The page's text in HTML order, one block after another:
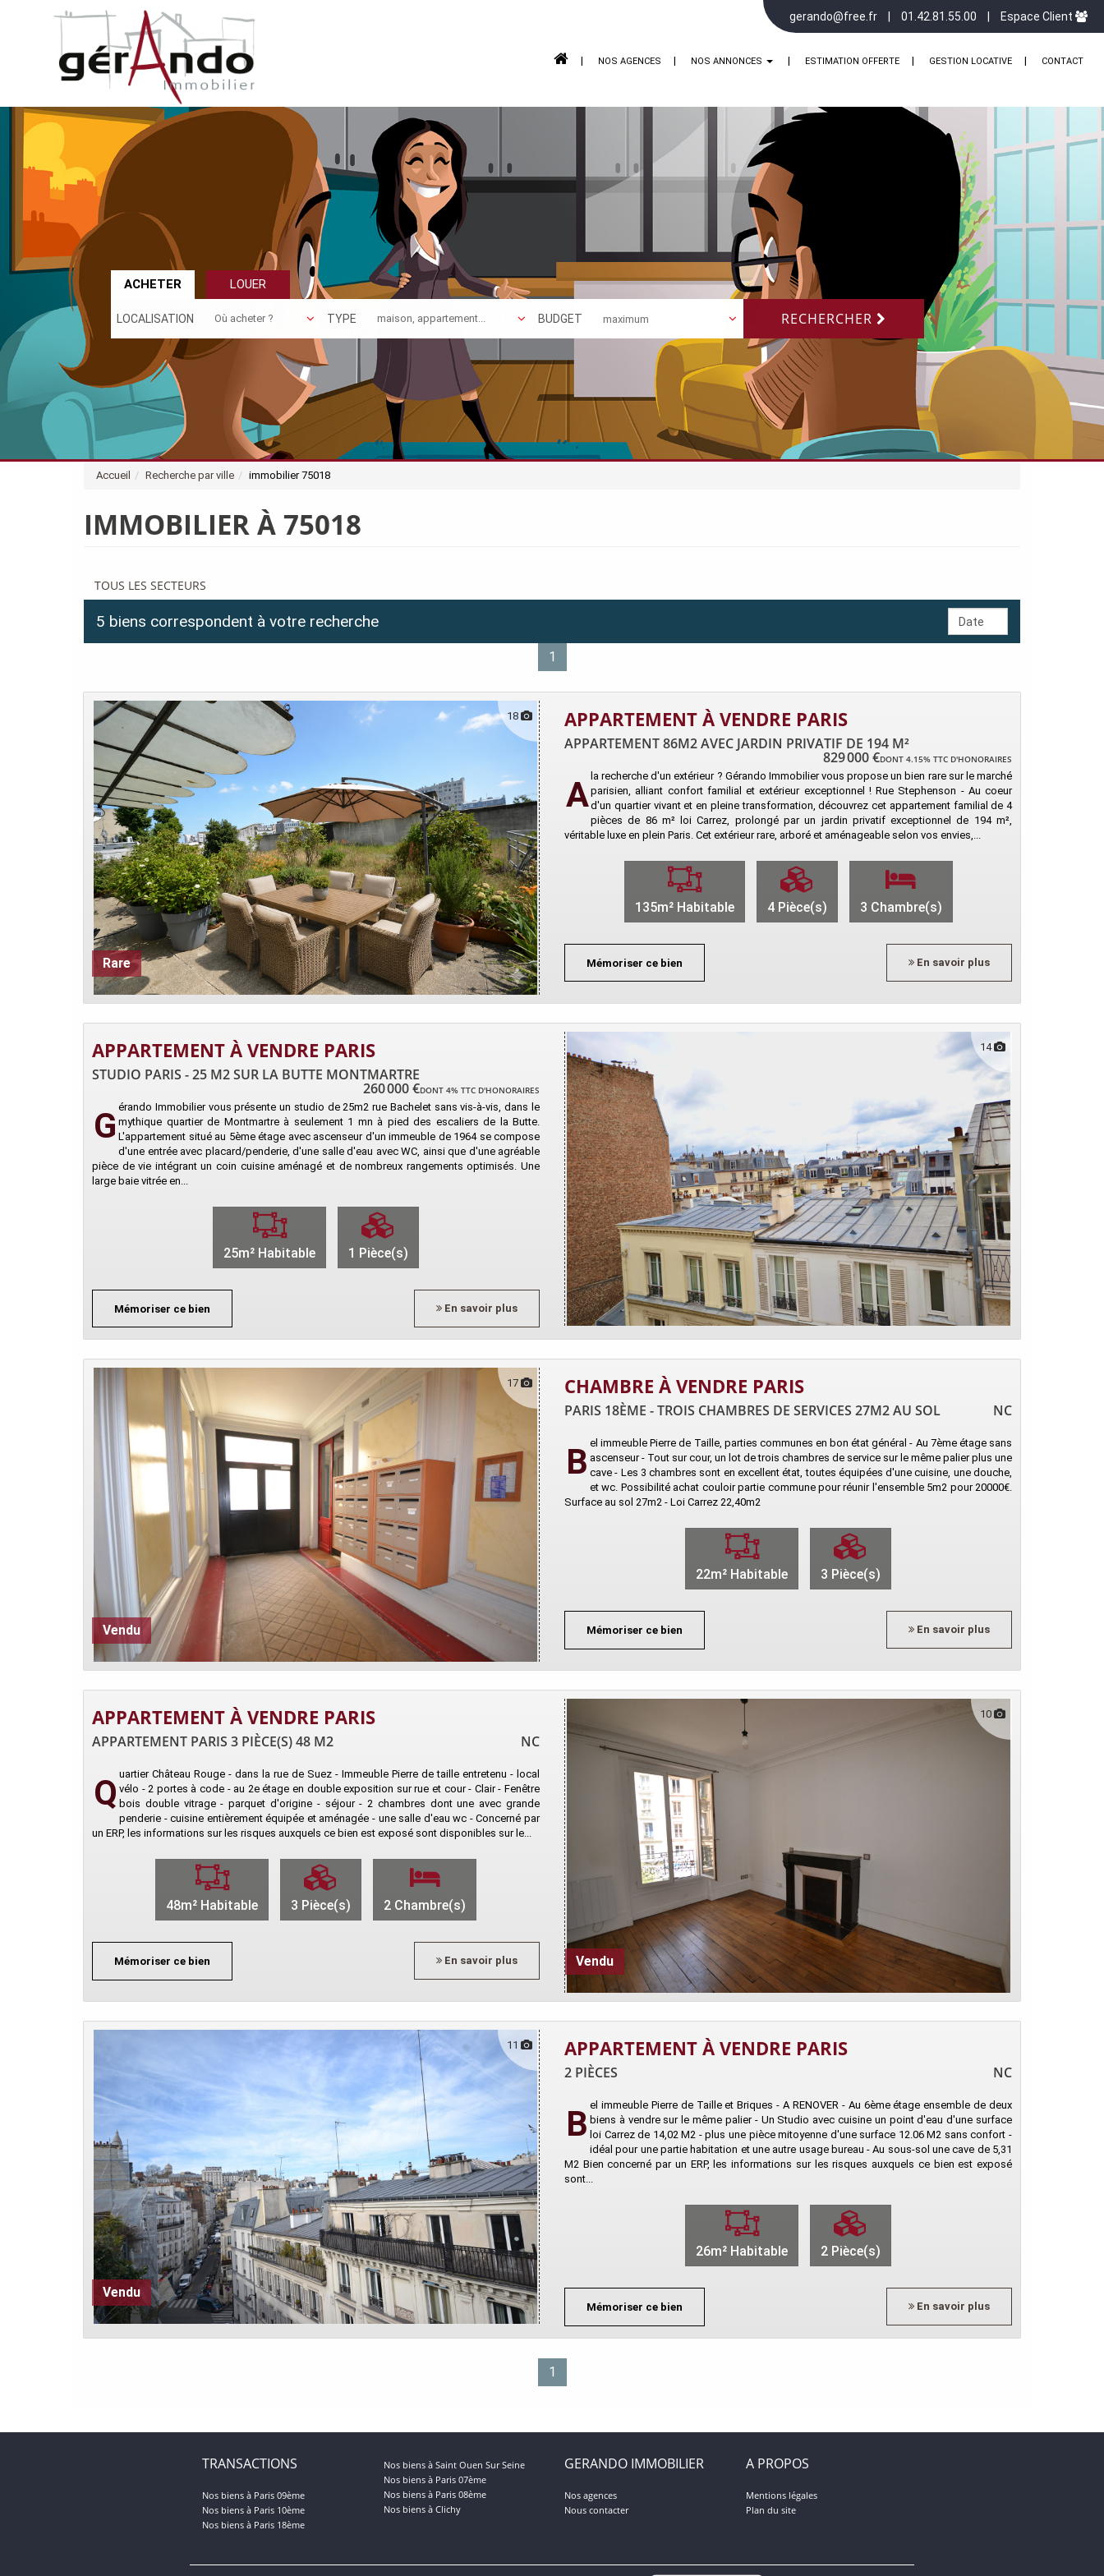
gerando@free.fr 01.42.81.55.00 Espace Client
NOS AGENCES NOS ANNONCES ESTIMATION OFFERTE GESTION LOCATIVE CONTACT
ACHETER LOUER
LOCALISATION TYPE BUDGET RECHERCHER
Accueil Recherche par ville immobilier 75018
IMMOBILIER À 75018
TOUS LES SECTEURS
5 biens correspondent à votre recherche
1
18
Rare
APPARTEMENT À VENDRE PARIS
APPARTEMENT 86M2 AVEC JARDIN PRIVATIF DE 194 M²
829 000 €DONT 4.15% TTC D'HONORAIRES
A la recherche d'un extérieur ? Gérando Immobilier vous propose un bien rare sur le marché
parisien, alliant confort familial et extérieur exceptionnel ! Rue Stephenson - Au coeur
d'un quartier vivant et en pleine transformation, découvrez cet appartement familial de 4
pièces de 86 m² loi Carrez, prolongé par un jardin privatif exceptionnel de 194 m²,
véritable luxe en plein Paris. Cet extérieur rare, arboré et aménageable selon vos envies,...
135m² Habitable 4 Pièce(s) 3 Chambre(s)
Mémoriser ce bien En savoir plus
14
APPARTEMENT À VENDRE PARIS
STUDIO PARIS - 25 M2 SUR LA BUTTE MONTMARTRE
260 000 €DONT 4% TTC D'HONORAIRES
G érando Immobilier vous présente un studio de 25m2 rue Bachelet sans vis-à-vis, dans le
mythique quartier de Montmartre à seulement 1 mn à pied des escaliers de la Butte.
L'appartement situé au 5ème étage avec ascenseur d'un immeuble de 1964 se compose
d'une entrée avec placard/penderie, d'une salle d'eau avec WC, ainsi que d'une agréable
pièce de vie intégrant un coin cuisine aménagé et de nombreux rangements optimisés. Une
large baie vitrée en...
25m² Habitable 1 Pièce(s)
Mémoriser ce bien En savoir plus
17
Vendu
CHAMBRE À VENDRE PARIS
PARIS 18ÈME - TROIS CHAMBRES DE SERVICES 27M2 AU SOL NC
B el immeuble Pierre de Taille, parties communes en bon état général - Au 7ème étage sans
ascenseur - Tout sur cour, un lot de trois chambres de service sur le même palier plus une
cave - Les 3 chambres sont en excellent état, toutes équipées d'une cuisine, une douche,
et wc. Possibilité achat couloir partie commune pour réunir l'ensemble 5m2 pour 20000€.
Surface au sol 27m2 - Loi Carrez 22,40m2
22m² Habitable 3 Pièce(s)
Mémoriser ce bien En savoir plus
10
Vendu
APPARTEMENT À VENDRE PARIS
APPARTEMENT PARIS 3 PIÈCE(S) 48 M2 NC
Q uartier Château Rouge - dans la rue de Suez - Immeuble Pierre de taille entretenu - local
vélo - 2 portes à code - au 2e étage en double exposition sur rue et cour - Clair - Fenêtre
bois double vitrage - parquet d'origine - séjour - 2 chambres dont une avec grande
penderie - cuisine entièrement équipée et aménagée - une salle d'eau wc - Concerné par
un ERP, les informations sur les risques auxquels ce bien est exposé sont disponibles sur le...
48m² Habitable 3 Pièce(s) 2 Chambre(s)
Mémoriser ce bien En savoir plus
11
Vendu
APPARTEMENT À VENDRE PARIS
2 PIÈCES NC
B el immeuble Pierre de Taille et Briques - A RENOVER - Au 6ème étage ensemble de deux
biens à vendre sur le même palier - Un Studio avec cuisine un point d'eau d'une surface
loi Carrez de 14,02 M2 - plus une pièce mitoyenne d'une surface 12.06 M2 sans confort -
idéal pour une partie habitation et une autre usage bureau - Au sous-sol une cave de 5,31
M2 Bien concerné par un ERP, les informations sur les risques auxquels ce bien est exposé
sont...
26m² Habitable 2 Pièce(s)
Mémoriser ce bien En savoir plus
1
TRANSACTIONS
Nos biens à Paris 09ème
Nos biens à Paris 10ème
Nos biens à Paris 18ème
Nos biens à Saint Ouen Sur Seine
Nos biens à Paris 07ème
Nos biens à Paris 08ème
Nos biens à Clichy
GERANDO IMMOBILIER
Nos agences
Nous contacter
A PROPOS
Mentions légales
Plan du site